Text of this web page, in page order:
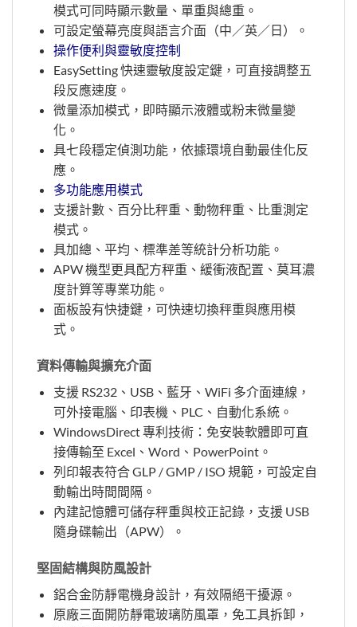
模式可同時顯示數量、單重與總重。
可設定螢幕亮度與語言介面（中／英／日）。
操作便利與靈敏度控制
EasySetting 快速靈敏度設定鍵，可直接調整五
段反應速度。
微量添加模式，即時顯示液體或粉末微量變
化。
具七段穩定偵測功能，依據環境自動最佳化反
應。
多功能應用模式
支援計數、百分比秤重、動物秤重、比重測定
模式。
具加總、平均、標準差等統計分析功能。
APW 機型更具配方秤重、緩衝液配置、莫耳濃
度計算等專業功能。
面板設有快捷鍵，可快速切換秤重與應用模
式。
資料傳輸與擴充介面
支援 RS232、USB、藍牙、WiFi 多介面連線，
可外接電腦、印表機、PLC、自動化系統。
WindowsDirect 專利技術：免安裝軟體即可直
接傳輸至 Excel、Word、PowerPoint。
列印報表符合 GLP / GMP / ISO 規範，可設定自
動輸出時間間隔。
內建記憶體可儲存秤重與校正記錄，支援 USB
隨身碟輸出（APW）。
堅固結構與防風設計
鋁合金防靜電機身設計，有效隔絕干擾源。
原廠三面開防靜電玻璃防風罩，免工具拆卸，